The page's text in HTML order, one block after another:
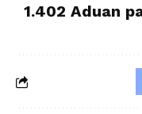
1.402 Aduan